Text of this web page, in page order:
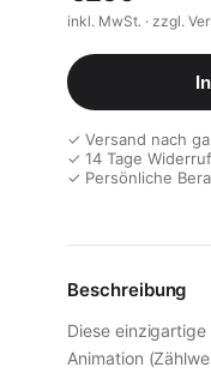
inkl. MwSt. · zzgl.
✓ Versand nach
✓ 14 Tage
✓ Persönliche
Beschreibung
Diese einzigartige
Animation